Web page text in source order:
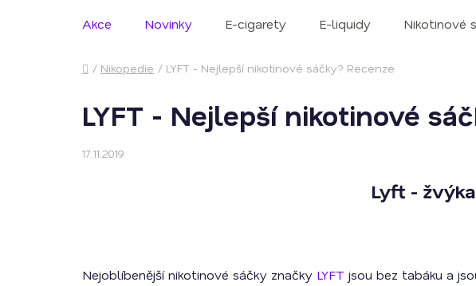
Akce Novinky E-cigarety E-liquidy Nikotinové
Domů
/ Nikopedie / LYFT - Nejlepší nikotinové sáčky? Recenze
LYFT - Nejlepší nikotinové
17.11.2019
Lyft -
Nejoblíbenější nikotinové sáčky značky LYFT jsou bez tabáku a